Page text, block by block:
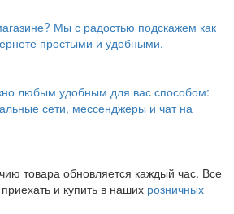
Мы с радостью подскажем как
простыми и удобными.
любым удобным для вас способом:
сети, мессенджеры и чат на
товара обновляется каждый час. Все
и купить в наших розничных